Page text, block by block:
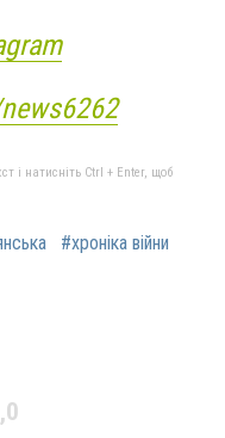
і натисніть Ctrl + Enter, щоб
#хроніка війни